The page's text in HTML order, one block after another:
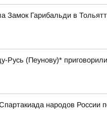
Замок Гарибальди в
Русь (Пеунову)*
народов России